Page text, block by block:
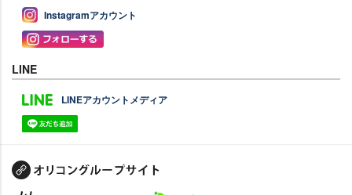
Instagramアカウント
LINE
LINEアカウントメディア